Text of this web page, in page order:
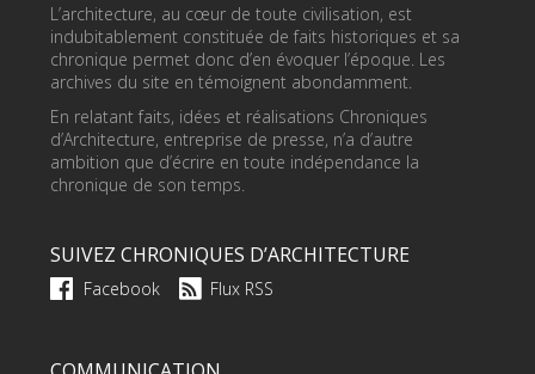
L’architecture, au cœur de toute civilisation, est
indubitablement constituée de faits historiques et sa
chronique permet donc d’en évoquer l’époque. Les
archives du site en témoignent abondamment.
En relatant faits, idées et réalisations Chroniques
d’Architecture, entreprise de presse, n’a d’autre
ambition que d’écrire en toute indépendance la
chronique de son temps.
SUIVEZ CHRONIQUES D’ARCHITECTURE
Facebook Flux RSS